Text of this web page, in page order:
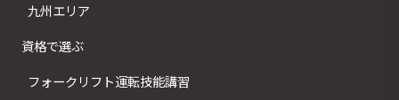
九州エリア
資格で選ぶ
フォークリフト運転技能講習